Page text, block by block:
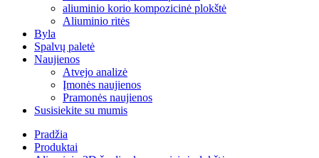
aliuminio korio kompozicinė plokštė
Aliuminio ritės
Byla
Spalvų paletė
Naujienos
Atvejo analizė
Įmonės naujienos
Pramonės naujienos
Susisiekite su mumis
Pradžia
Produktai